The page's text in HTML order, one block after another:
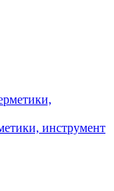
инструмент